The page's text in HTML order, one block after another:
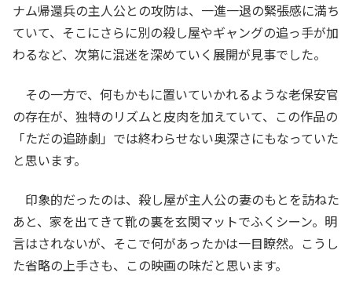
ナム帰還兵の主人公との攻防は、一進一退の緊張感に満ち
ていて、そこにさらに別の殺し屋やギャングの追っ手が加
わるなど、次第に混迷を深めていく展開が見事でした。
その一方で、何もかもに置いていかれるような老保安官
の存在が、独特のリズムと皮肉を加えていて、この作品の
「ただの追跡劇」では終わらせない奥深さにもなっていた
と思います。
印象的だったのは、殺し屋が主人公の妻のもとを訪ねた
あと、家を出てきて靴の裏を玄関マットでふくシーン。明
言はされないが、そこで何があったかは一目瞭然。こうし
た省略の上手さも、この映画の味だと思います。